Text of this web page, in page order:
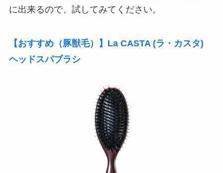
に出来るので、試してみてください。
【おすすめ（豚獣毛）】La CASTA (ラ・カスタ)
ヘッドスパブラシ